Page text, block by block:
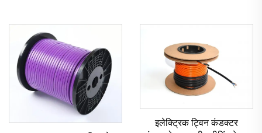
इलेक्ट्रिक ट्विन कंडक्टर